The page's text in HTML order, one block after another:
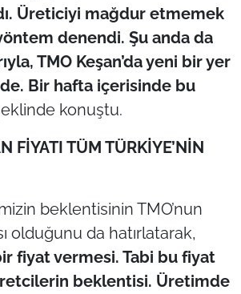
Üreticiyi mağdur etmemek
denendi. Şu anda da
TMO Keşan’da yeni bir yer
Bir hafta içerisinde bu
konuştu.
FİYATI TÜM TÜRKİYE’NİN
beklentisinin TMO’nun
olduğunu da hatırlatarak,
fiyat vermesi. Tabi bu fiyat
beklentisi. Üretimde